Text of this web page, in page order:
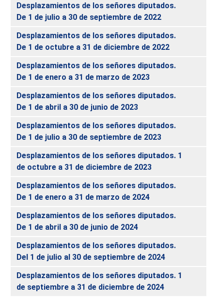
Desplazamientos de los señores diputados.
De 1 de julio a 30 de septiembre de 2022
Desplazamientos de los señores diputados.
De 1 de octubre a 31 de diciembre de 2022
Desplazamientos de los señores diputados.
De 1 de enero a 31 de marzo de 2023
Desplazamientos de los señores diputados.
De 1 de abril a 30 de junio de 2023
Desplazamientos de los señores diputados.
De 1 de julio a 30 de septiembre de 2023
Desplazamientos de los señores diputados. 1
de octubre a 31 de diciembre de 2023
Desplazamientos de los señores diputados.
De 1 de enero a 31 de marzo de 2024
Desplazamientos de los señores diputados.
De 1 de abril a 30 de junio de 2024
Desplazamientos de los señores diputados.
Del 1 de julio al 30 de septiembre de 2024
Desplazamientos de los señores diputados. 1
de septiembre a 31 de diciembre de 2024